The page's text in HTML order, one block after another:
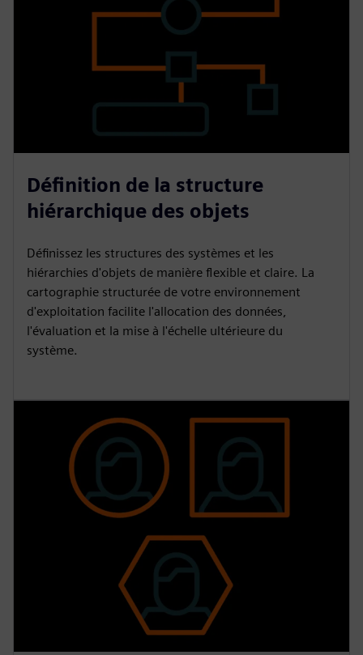
Définition de la structure
hiérarchique des objets
Définissez les structures des systèmes et les
hiérarchies d'objets de manière flexible et claire. La
cartographie structurée de votre environnement
d'exploitation facilite l'allocation des données,
l'évaluation et la mise à l'échelle ultérieure du
système.